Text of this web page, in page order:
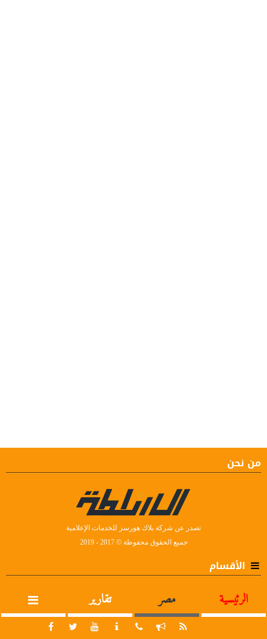
من نحن
تصدر عن شركة بلاك هورسز للخدمات الإعلامية
جميع الحقوق محفوظة © 2017 - 2019
الأقسام
الرئيسية مصر تقارير